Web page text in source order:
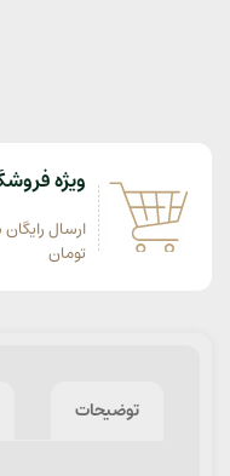
ویژه
تومان
توضیحات